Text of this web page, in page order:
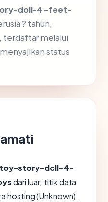
doll-4-feet-
? tahun,
terdaftar melalui
status
story-doll-4-
dari luar, titik data
hosting (Unknown),